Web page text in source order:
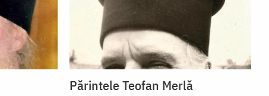
Părintele Teofan Merlă